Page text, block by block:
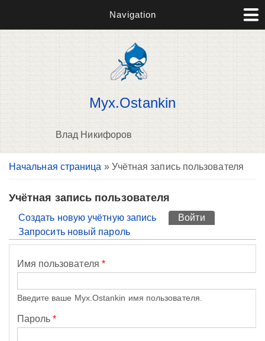
Navigation
Myx.Ostankin
Влад Никифоров
Вы здесь
Начальная страница » Учётная запись пользователя
Учётная запись пользователя
Главные вкладки
Создать новую учётную запись Войти
Запросить новый пароль
Имя пользователя *
Введите ваше Myx.Ostankin имя пользователя.
Пароль*